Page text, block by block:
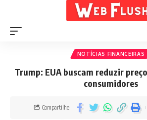
NOTÍCIAS FINANCEIRAS
Trump: EUA buscam reduzir
consumidores
Compartilhe